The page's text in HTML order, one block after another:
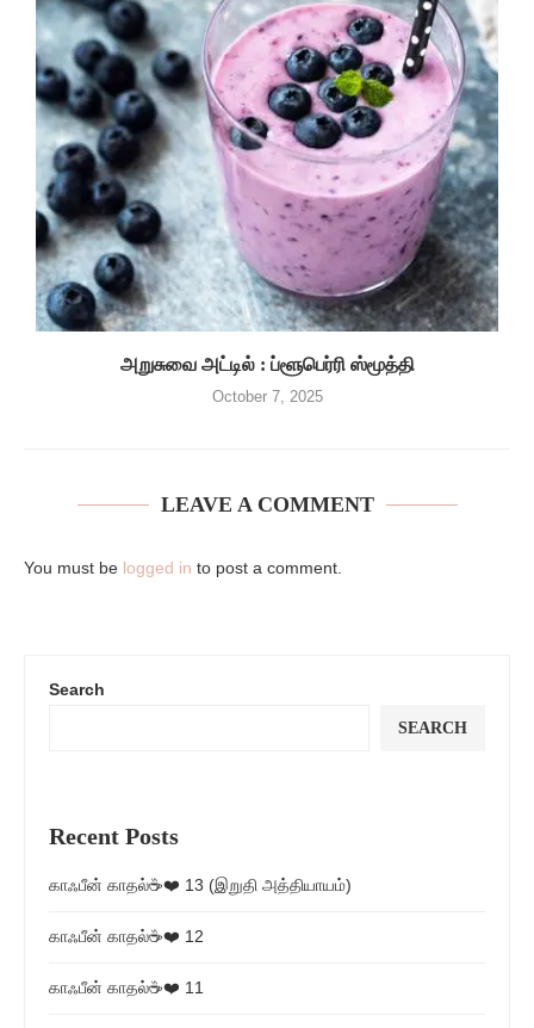
அறுசுவை அட்டில் : ப்ளூபெர்ரி ஸ்மூத்தி
October 7, 2025
LEAVE A COMMENT
You must be logged in to post a comment.
Search
SEARCH
Recent Posts
காஃபீன் காதல்☕❤️ 13 (இறுதி அத்தியாயம்)
காஃபீன் காதல்☕❤️ 12
காஃபீன் காதல்☕❤️ 11